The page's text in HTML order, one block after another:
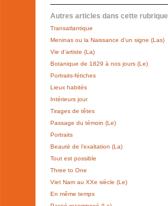
Autres articles dans cette rubrique
Transatlantique
Meninas ou la Naissance d’un signe (Las)
Vie d’artiste (La)
Botanique de 1829 à nos jours (Le)
Portraits-fétiches
Lieux habités
Intérieurs jour
Tirages de têtes
Passage du témoin (Le)
Portraits
Beauté de l’exaltation (La)
Tout est possible
Three to One
Viet Nam au XXe siècle (Le)
En même temps